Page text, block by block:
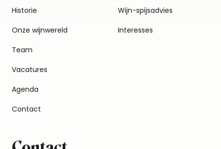
Historie
Onze wijnwereld
Team
Vacatures
Agenda
Contact
Wijn-spijsadvies
Interesses